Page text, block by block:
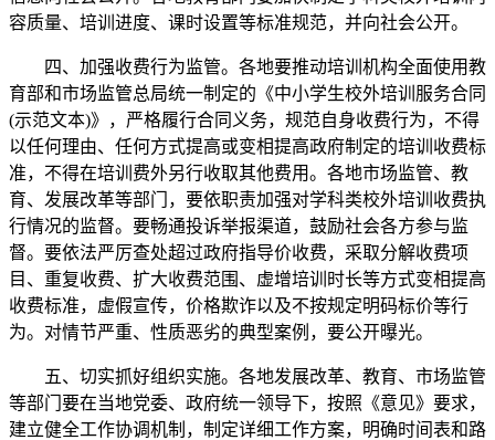
容质量、培训进度、课时设置等标准规范，并向社会公开。
四、加强收费行为监管。各地要推动培训机构全面使用教
育部和市场监管总局统一制定的《中小学生校外培训服务合同
(示范文本)》，严格履行合同义务，规范自身收费行为，不得
以任何理由、任何方式提高或变相提高政府制定的培训收费标
准，不得在培训费外另行收取其他费用。各地市场监管、教
育、发展改革等部门，要依职责加强对学科类校外培训收费执
行情况的监督。要畅通投诉举报渠道，鼓励社会各方参与监
督。要依法严厉查处超过政府指导价收费，采取分解收费项
目、重复收费、扩大收费范围、虚增培训时长等方式变相提高
收费标准，虚假宣传，价格欺诈以及不按规定明码标价等行
为。对情节严重、性质恶劣的典型案例，要公开曝光。
五、切实抓好组织实施。各地发展改革、教育、市场监管
等部门要在当地党委、政府统一领导下，按照《意见》要求，
建立健全工作协调机制，制定详细工作方案，明确时间表和路